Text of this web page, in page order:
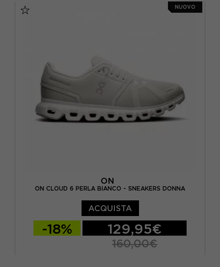
EUR 39 / US 8
NUOVO
ON
ON CLOUD 6 PERLA BIANCO - SNEAKERS DONNA
ACQUISTA
-18% 129,95€
160,00€